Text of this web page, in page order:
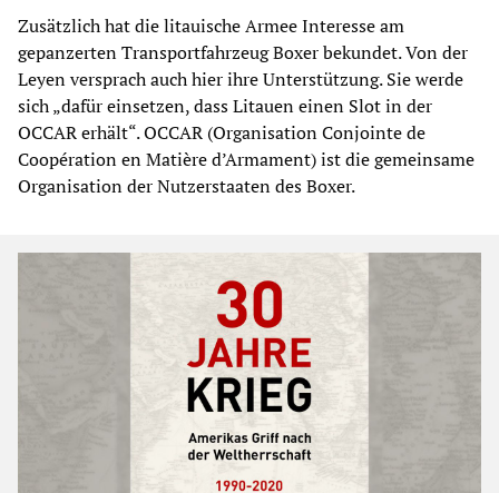
Zusätzlich hat die litauische Armee Interesse am
gepanzerten Transportfahrzeug Boxer bekundet. Von der
Leyen versprach auch hier ihre Unterstützung. Sie werde
sich „dafür einsetzen, dass Litauen einen Slot in der
OCCAR erhält“. OCCAR (Organisation Conjointe de
Coopération en Matière d’Armament) ist die gemeinsame
Organisation der Nutzerstaaten des Boxer.